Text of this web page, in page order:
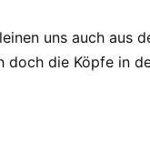
uns auch aus
doch die Köpfe in